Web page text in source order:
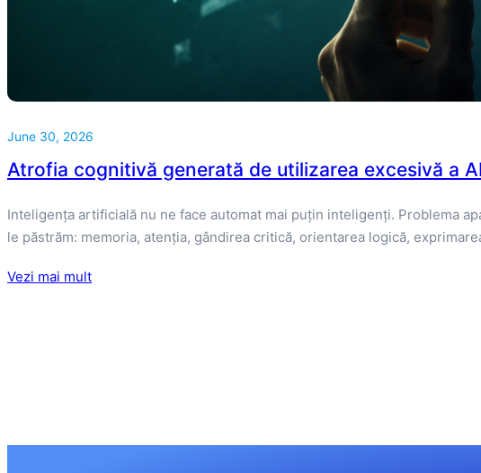
June 30, 2026
Atrofia cognitivă generată de utilizarea excesivă a AI
Inteligența artificială nu ne face automat mai puțin inteligenți. Problema
le păstrăm: memoria, atenția, gândirea critică, orientarea logică,
Vezi mai mult